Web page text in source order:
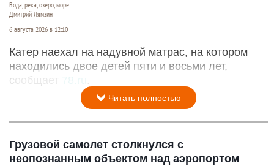
Вода, река, озеро, море.
Дмитрий Лямзин
6 августа 2026 в 12:10
Катер наехал на надувной матрас, на котором
находились двое детей пяти и восьми лет,
сообщает 78.ru
Читать полностью
Грузовой самолет столкнулся с
неопознанным объектом над аэропортом